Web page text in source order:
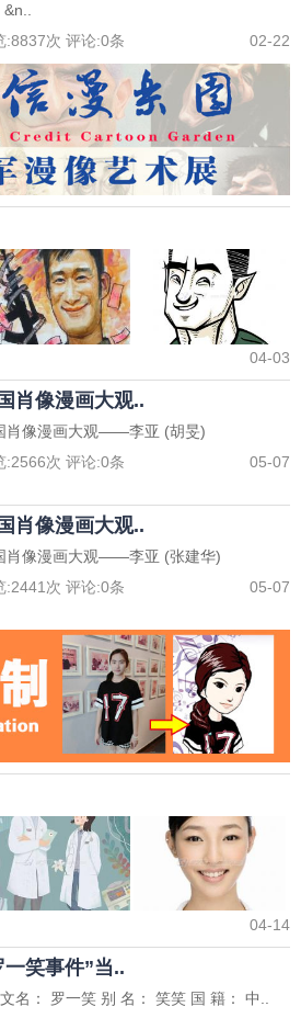
:8837次 评论:0条 02-22
04-03
肖像漫画大观..
肖像漫画大观——李亚 (胡旻)
:2566次 评论:0条 05-07
肖像漫画大观..
肖像漫画大观——李亚 (张建华)
:2441次 评论:0条 05-07
04-14
一笑事件”当..
名： 罗一笑 别 名： 笑笑 国 籍： 中..